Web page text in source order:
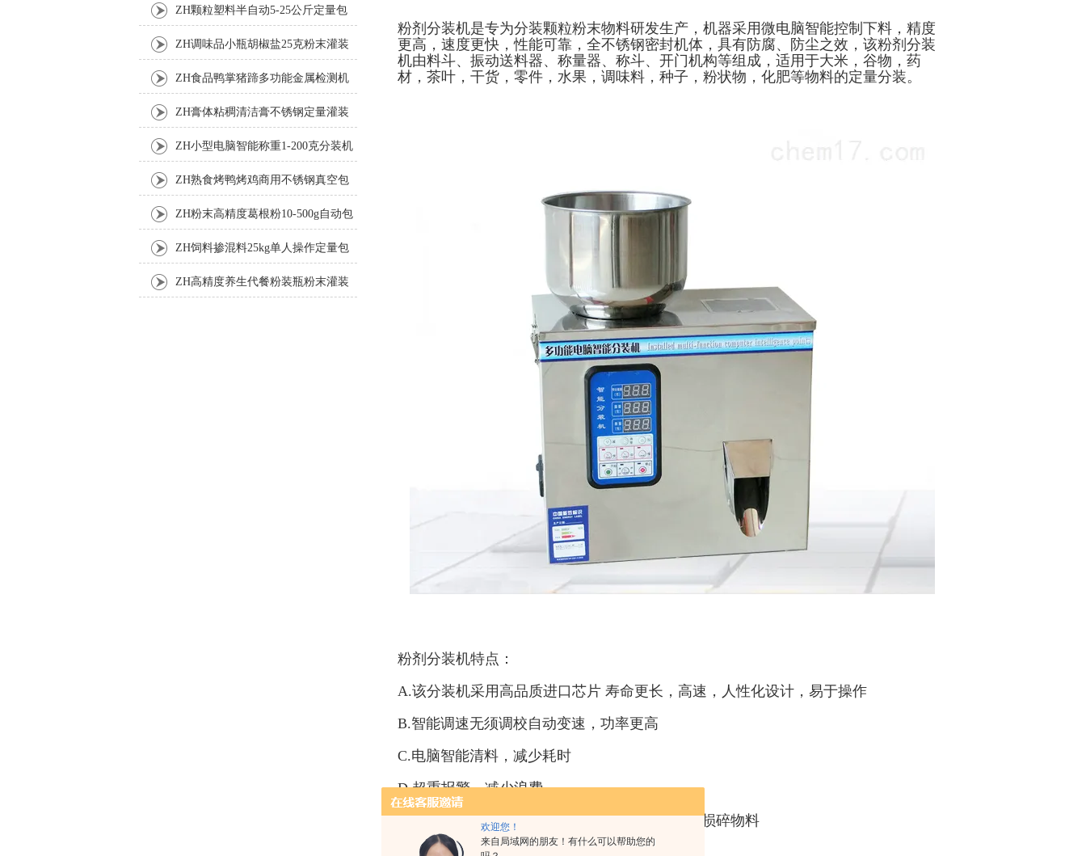
欢迎您！
来自局域网的朋友！有什么可以帮助您的
粉剂分装机是专为分装颗粒粉末物料研发生产，机器采用微电脑智能控制下料，精度
更高，速度更快，性能可靠，全不锈钢密封机体，具有防腐、防尘之效，该粉剂分装
机由料斗、振动送料器、称量器、称斗、开门机构等组成，适用于大米，谷物，药
材，茶叶，干货，零件，水果，调味料，种子，粉状物，化肥等物料的定量分装。
粉剂分装机特点：
A.该分装机采用高品质进口芯片 寿命更长，高速，人性化设计，易于操作
B.智能调速无须调校自动变速，功率更高
C.电脑智能清料，减少耗时
D.超重报警，减少浪费
E.分装机采用不锈钢送料，通道卫生，环保，不损碎物料
F.多重减震结构，机器运行平稳，低噪音
ZH颗粒塑料半自动5-25公斤定量包
装机 ZH调味品小瓶胡椒盐25克粉末灌装
ZH食品鸭掌猪蹄多功能金属检测机
ZH膏体粘稠清洁膏不锈钢定量灌装
机厂家 ZH小型电脑智能称重1-200克分装机
ZH熟食烤鸭烤鸡商用不锈钢真空包
装机 ZH粉末高精度葛根粉10-500g自动包
装机 ZH饲料掺混料25kg单人操作定量包
装机 ZH高精度养生代餐粉装瓶粉末灌装